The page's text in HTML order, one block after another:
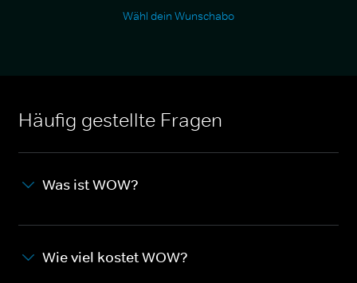
Wähl dein Wunschabo
Häufig gestellte Fragen
Was ist WOW?
Wie viel kostet WOW?